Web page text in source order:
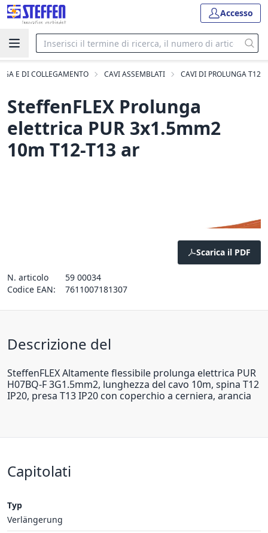
Accesso
E DI COLLEGAMENTO CAVI ASSEMBLATI CAVI DI PROLUNGA T12
SteffenFLEX Prolunga
elettrica PUR 3x1.5mm2
10m T12-T13 ar
Scarica il PDF
N. articolo
59 00034
Codice EAN:
7611007181307
Descrizione del
SteffenFLEX Altamente flessibile prolunga elettrica PUR
H07BQ-F 3G1.5mm2, lunghezza del cavo 10m, spina T12
IP20, presa T13 IP20 con coperchio a cerniera, arancia
Capitolati
Typ
Verlängerung